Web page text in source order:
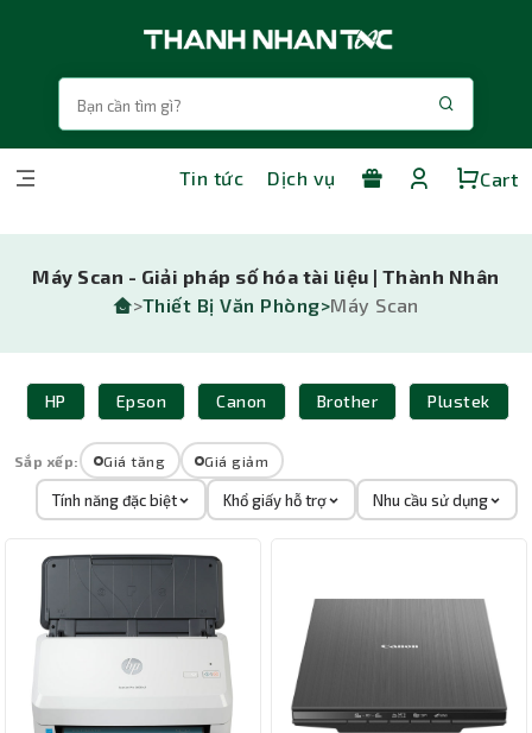
Tin tức Dịch vụ Cart
Máy Scan - Giải pháp số hóa tài liệu | Thành Nhân
>Thiết Bị Văn Phòng>Máy Scan
HP Epson Canon Brother Plustek
Sắp xếp: Giá tăng Giá giảm
Tính năng đặc biệt Khổ giấy hỗ trợ Nhu cầu sử dụng